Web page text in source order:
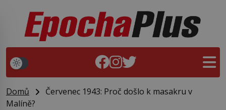
Domů
Červenec 1943: Proč došlo k masakru v
Malíně?